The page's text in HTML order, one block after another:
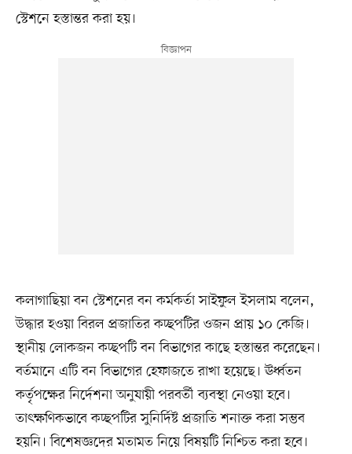
স্টেশনে হস্তান্তর করা হয়।
কলাগাছিয়া বন স্টেশনের বন কর্মকর্তা সাইফুল ইসলাম বলেন,
উদ্ধার হওয়া বিরল প্রজাতির কচ্ছপটির ওজন প্রায় ১০ কেজি।
স্থানীয় লোকজন কচ্ছপটি বন বিভাগের কাছে হস্তান্তর করেছেন।
বর্তমানে এটি বন বিভাগের হেফাজতে রাখা হয়েছে। ঊর্ধ্বতন
কর্তৃপক্ষের নির্দেশনা অনুযায়ী পরবর্তী ব্যবস্থা নেওয়া হবে।
তাৎক্ষণিকভাবে কচ্ছপটির সুনির্দিষ্ট প্রজাতি শনাক্ত করা সম্ভব
হয়নি। বিশেষজ্ঞদের মতামত নিয়ে বিষয়টি নিশ্চিত করা হবে।